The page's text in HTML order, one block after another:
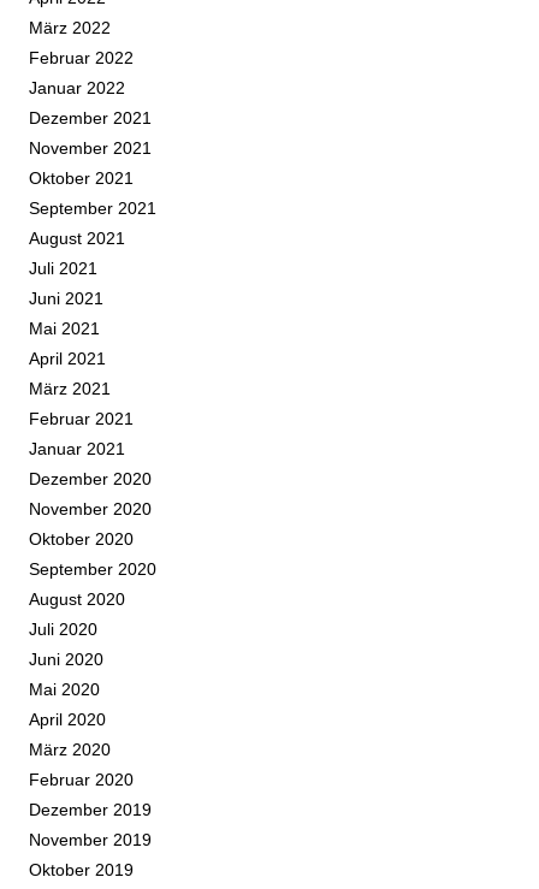
März 2022
Februar 2022
Januar 2022
Dezember 2021
November 2021
Oktober 2021
September 2021
August 2021
Juli 2021
Juni 2021
Mai 2021
April 2021
März 2021
Februar 2021
Januar 2021
Dezember 2020
November 2020
Oktober 2020
September 2020
August 2020
Juli 2020
Juni 2020
Mai 2020
April 2020
März 2020
Februar 2020
Dezember 2019
November 2019
Oktober 2019